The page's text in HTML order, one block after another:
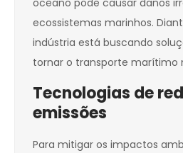
oceano pode causar danos
ecossistemas marinhos.
indústria está buscando
tornar o transporte marítimo
Tecnologias de
emissões
Para mitigar os impactos